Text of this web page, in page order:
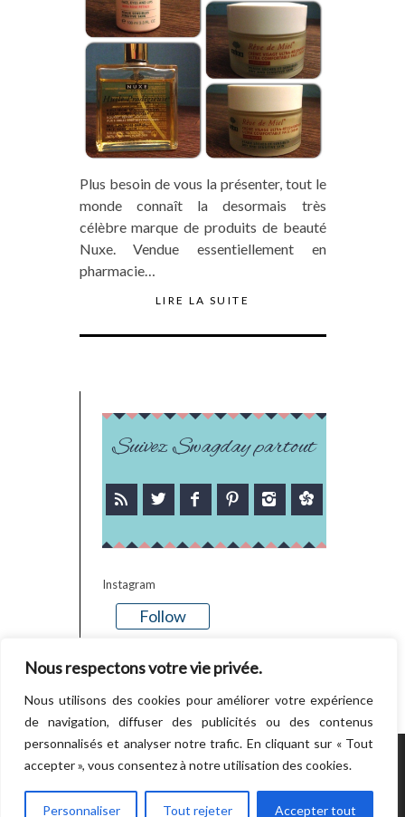
Nous respectons votre vie privée.
Nous utilisons des cookies pour améliorer votre expérience
de navigation, diffuser des publicités ou des contenus
personnalisés et analyser notre trafic. En cliquant sur « Tout
accepter », vous consentez à notre utilisation des cookies.
Personnaliser Tout rejeter Accepter tout
Plus besoin de vous la présenter, tout le
monde connaît la desormais très
célèbre marque de produits de beauté
Nuxe. Vendue essentiellement en
pharmacie…
LIRE LA SUITE
Suivez Swagday partout
Instagram
Follow
POWERED BY WORDPRESS.CREATED BY
THEMESINDEP
RETOUR EN HAUT